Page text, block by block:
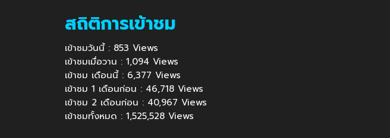
สถิติการเข้าชม
เข้าชมวันนี้ : 853 Views
เข้าชมเมื่อวาน : 1,094 Views
เข้าชม เดือนนี้ : 6,377 Views
เข้าชม 1 เดือนก่อน : 46,718 Views
เข้าชม 2 เดือนก่อน : 40,967 Views
เข้าชมทั้งหมด : 1,525,528 Views